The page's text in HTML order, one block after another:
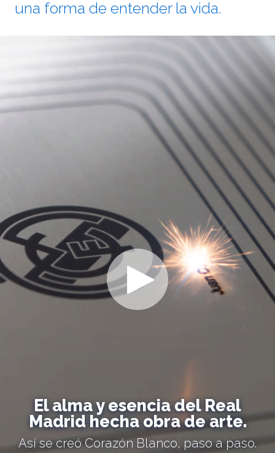
una forma de entender la vida.
El alma y esencia del Real
Madrid hecha obra de arte.
Así se creó Corazón Blanco, paso a paso.